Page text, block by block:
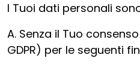
I Tuoi dati personali
A. Senza il Tuo
GDPR) per le seguenti